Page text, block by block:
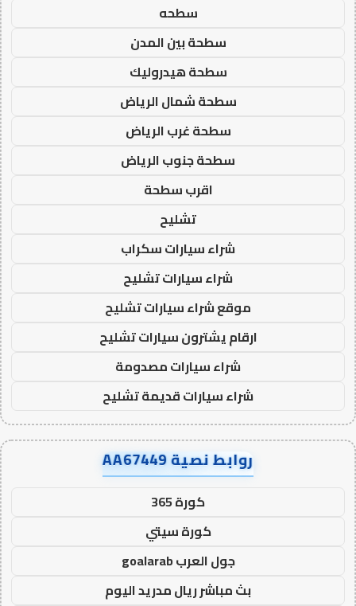
سطحه
سطحة بين المدن
سطحة هيدروليك
سطحة شمال الرياض
سطحة غرب الرياض
سطحة جنوب الرياض
اقرب سطحة
تشليح
شراء سيارات سكراب
شراء سيارات تشليح
موقع شراء سيارات تشليح
ارقام يشترون سيارات تشليح
شراء سيارات مصدومة
شراء سيارات قديمة تشليح
روابط نصية AA67449
كورة 365
كورة سيتي
جول العرب goalarab
بث مباشر ريال مدريد اليوم